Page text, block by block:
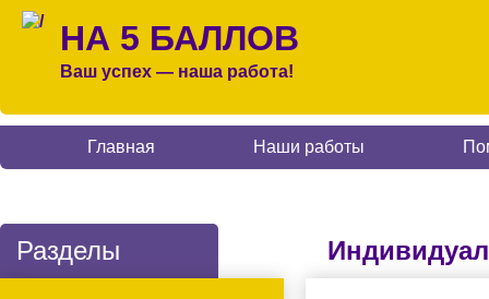
НА 5 БАЛЛОВ
Ваш успех — наша работа!
Главная Наши работы
Разделы